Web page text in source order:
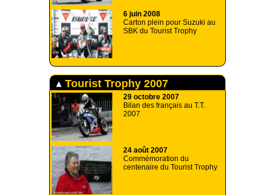
6 juin 2008
Carton plein pour Suzuki au
SBK du Tourist Trophy
Tourist Trophy 2007
29 octobre 2007
Bilan des français au T.T.
2007
24 août 2007
Commémoration du
centenaire du Tourist Trophy